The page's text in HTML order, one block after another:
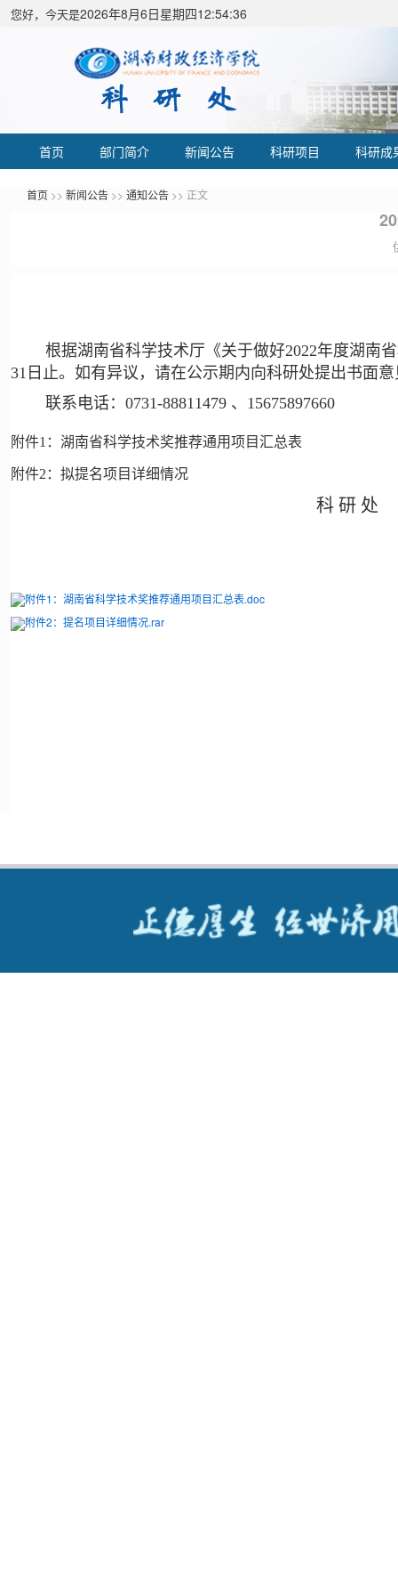
您好，今天是2026年8月6日星期四12:54:37
首页 部门简介 新闻公告 科研项目 科研成
首页 >> 新闻公告 >> 通知公告 >> 正文
根据湖南省科学技术厅《关于做好2022年度湖南
31日止。如有异议，请在公示期内向科研处提出书面
联系电话：0731-88811479 、15675897660
附件1：湖南省科学技术奖推荐通用项目汇总表
附件2：拟提名项目详细情况
科 研 处
附件1：湖南省科学技术奖推荐通用项目汇总表.doc
附件2：提名项目详细情况.rar